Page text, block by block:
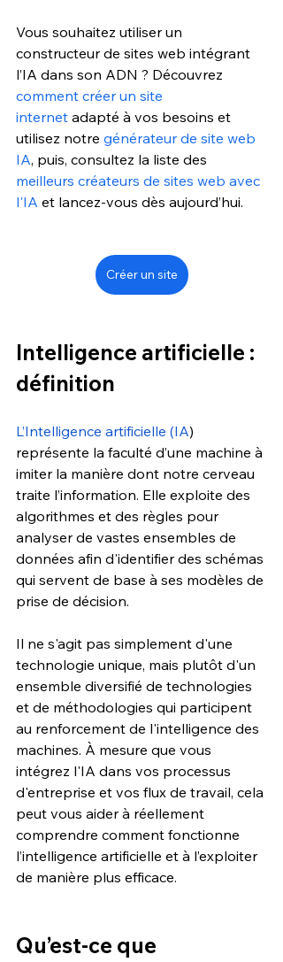
Vous souhaitez utiliser un
constructeur de sites web intégrant
l’IA dans son ADN ? Découvrez
comment créer un site
internet adapté à vos besoins et
utilisez notre générateur de site web
IA, puis, consultez la liste des
meilleurs créateurs de sites web avec
l'IA et lancez-vous dès aujourd’hui.
Créer un site
Intelligence artificielle :
définition
L’Intelligence artificielle (IA)
représente la faculté d’une machine à
imiter la manière dont notre cerveau
traite l’information. Elle exploite des
algorithmes et des règles pour
analyser de vastes ensembles de
données afin d'identifier des schémas
qui servent de base à ses modèles de
prise de décision.
Il ne s'agit pas simplement d'une
technologie unique, mais plutôt d'un
ensemble diversifié de technologies
et de méthodologies qui participent
au renforcement de l'intelligence des
machines. À mesure que vous
intégrez l'IA dans vos processus
d'entreprise et vos flux de travail, cela
peut vous aider à réellement
comprendre comment fonctionne
l’intelligence artificielle et à l’exploiter
de manière plus efficace.
Qu’est-ce que